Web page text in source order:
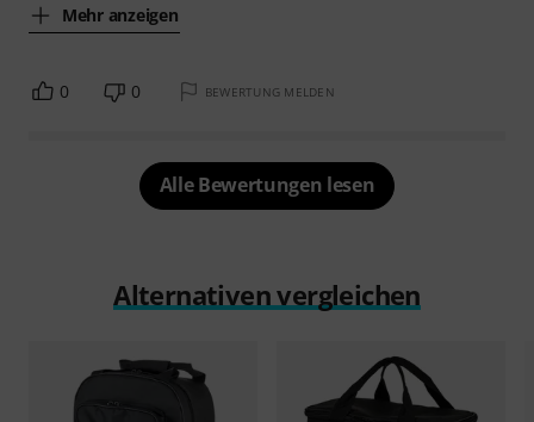
Mehr anzeigen
0 0 BEWERTUNG MELDEN
Alle Bewertungen lesen
Alternativen vergleichen